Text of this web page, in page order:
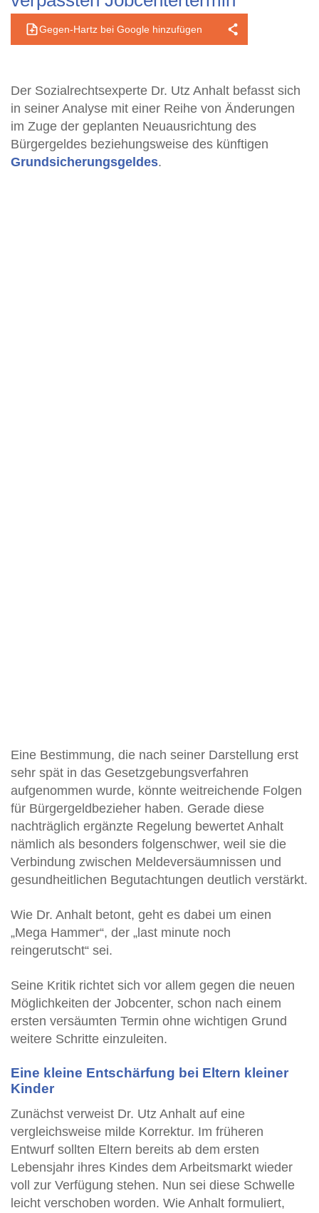
Gegen-Hartz bei Google hinzufügen
Der Sozialrechtsexperte Dr. Utz Anhalt befasst sich
in seiner Analyse mit einer Reihe von Änderungen
im Zuge der geplanten Neuausrichtung des
Bürgergeldes beziehungsweise des künftigen
Grundsicherungsgeldes.
Eine Bestimmung, die nach seiner Darstellung erst
sehr spät in das Gesetzgebungsverfahren
aufgenommen wurde, könnte weitreichende Folgen
für Bürgergeldbezieher haben. Gerade diese
nachträglich ergänzte Regelung bewertet Anhalt
nämlich als besonders folgenschwer, weil sie die
Verbindung zwischen Meldeversäumnissen und
gesundheitlichen Begutachtungen deutlich verstärkt.
Wie Dr. Anhalt betont, geht es dabei um einen
„Mega Hammer“, der „last minute noch
reingerutscht“ sei.
Seine Kritik richtet sich vor allem gegen die neuen
Möglichkeiten der Jobcenter, schon nach einem
ersten versäumten Termin ohne wichtigen Grund
weitere Schritte einzuleiten.
Eine kleine Entschärfung bei Eltern kleiner
Kinder
Zunächst verweist Dr. Utz Anhalt auf eine
vergleichsweise milde Korrektur. Im früheren
Entwurf sollten Eltern bereits ab dem ersten
Lebensjahr ihres Kindes dem Arbeitsmarkt wieder
voll zur Verfügung stehen. Nun sei diese Schwelle
leicht verschoben worden. Wie Anhalt formuliert,